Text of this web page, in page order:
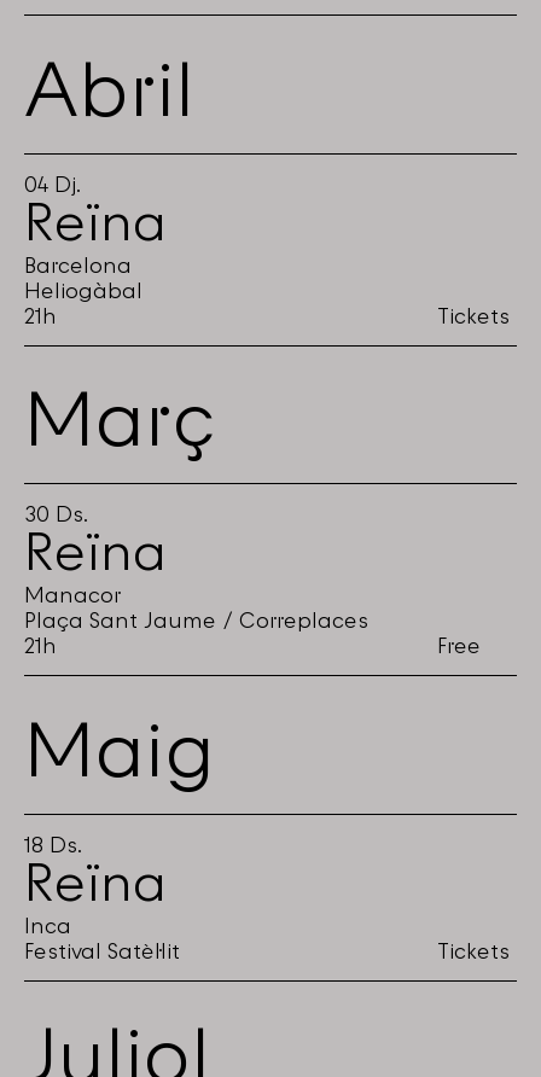
Abril
04 Dj.
Reïna
Barcelona
Heliogàbal
21h
Tickets
Març
30 Ds.
Reïna
Manacor
Plaça Sant Jaume / Correplaces
21h
Free
Maig
18 Ds.
Reïna
Inca
Festival Satèl·lit
Tickets
Juliol